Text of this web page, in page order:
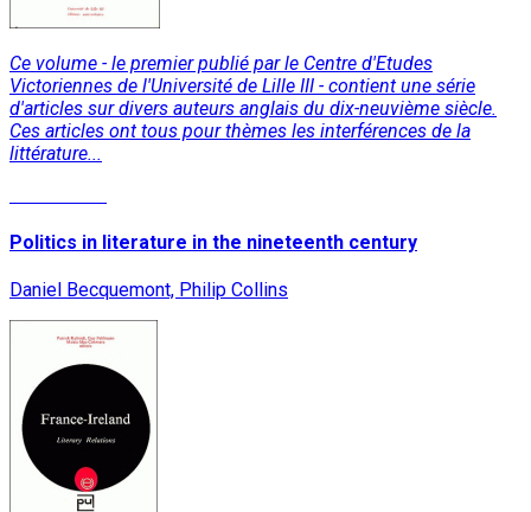
Ce volume - le premier publié par le Centre d'Etudes
Victoriennes de l'Université de Lille III - contient une série
d'articles sur divers auteurs anglais du dix-neuvième siècle.
Ces articles ont tous pour thèmes les interférences de la
littérature...
Politics in literature in the nineteenth century
Daniel Becquemont, Philip Collins